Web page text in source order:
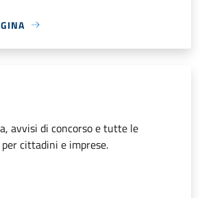
avvisi di concorso e tutte le
cittadini e imprese.